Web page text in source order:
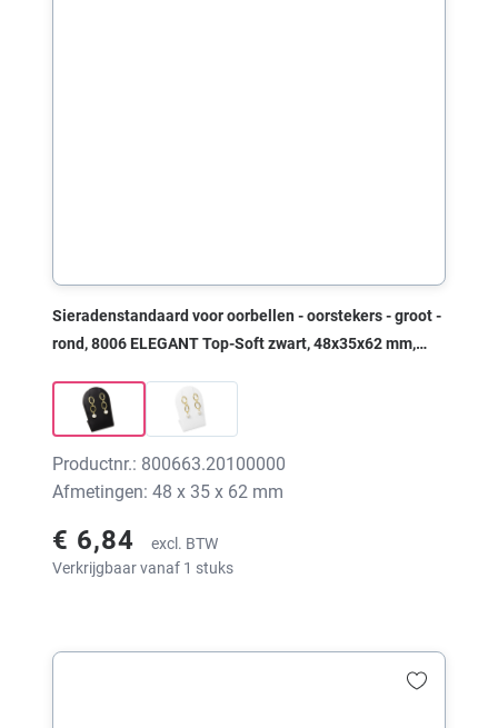
Sieradenstandaard voor oorbellen - oorstekers - groot -
rond, 8006 ELEGANT Top-Soft zwart, 48x35x62 mm,
Productnr.: 800663.20100000
Afmetingen: 48 x 35 x 62 mm
€ 6,84
excl. BTW
Verkrijgbaar vanaf 1 stuks